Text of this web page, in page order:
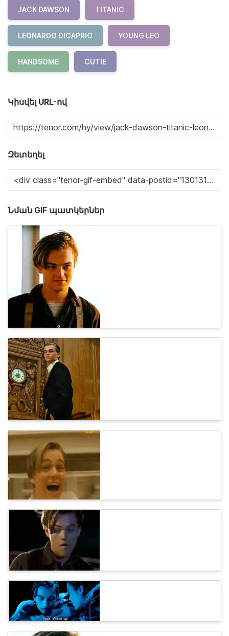
JACK DAWSON TITANIC
LEONARDO DICAPRIO YOUNG LEO
HANDSOME CUTIE
Կիսվել URL-ով
Զետեղել
Նման GIF պատկերներ